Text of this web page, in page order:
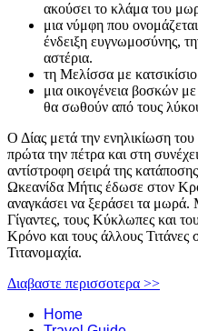
ακούσει το κλάμα του
μια νύμφη που
ένδειξη ευγνωμοσύνης,
αστέρια.
τη Μελίσσα με
μια οικογένεια βοσκών
θα σωθούν από τους
Ο Δίας μετά την ενηλικίωση
πρώτα την πέτρα και στη
αντίστροφη σειρά της
Ωκεανίδα Μήτις έδωσε στον
αναγκάσει να ξεράσει τα μωρά.
Γίγαντες, τους Κύκλωπες και
Κρόνο και τους άλλους
Τιτανομαχία.
Διαβαστε περισσοτερα >>
Home